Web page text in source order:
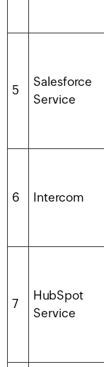
5
Salesforce
Service
6 Intercom
7
HubSpot
Service